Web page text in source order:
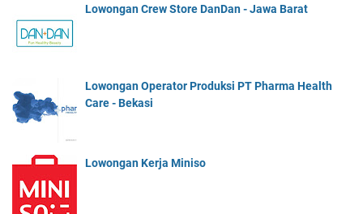
Lowongan Crew Store DanDan - Jawa Barat
Lowongan Operator Produksi PT Pharma Health
Care - Bekasi
Lowongan Kerja Miniso